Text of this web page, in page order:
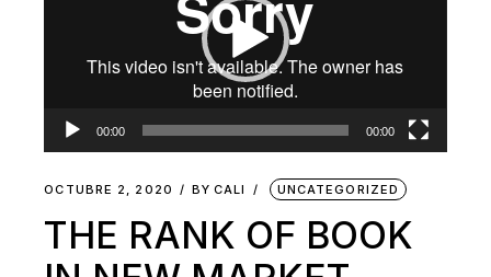
00:00 00:00
OCTUBRE 2, 2020 BY CALI UNCATEGORIZED
THE RANK OF BOOK